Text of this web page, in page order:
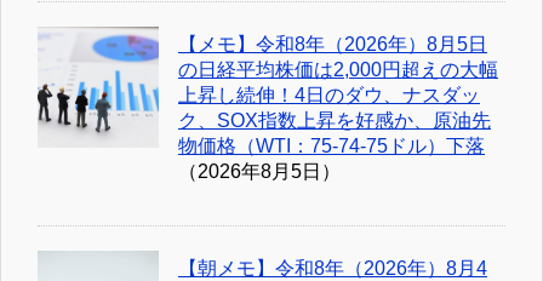
【メモ】令和8年（2026年）8月5日
の日経平均株価は2,000円超えの大幅
上昇し続伸！4日のダウ、ナスダッ
ク、SOX指数上昇を好感か、原油先
物価格（WTI：75-74-75ドル）下落
（2026年8月5日）
【朝メモ】令和8年（2026年）8月4